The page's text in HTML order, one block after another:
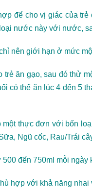
để cho vị giác của
nước này với nước,
nên giới hạn ở mức
trẻ ăn gạo, sau đó thử
có thể ăn lúc 4 đến 5
thực đơn với bốn
Ngũ cốc, Rau/Trái
đến 750ml mỗi
hợp với khả năng